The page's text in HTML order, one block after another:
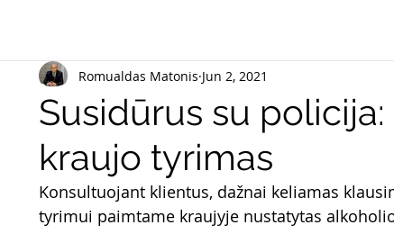
Susidūrus su
kraujo tyrimas
Romualdas Matonis Jun 2, 2021
Konsultuojant klientus, dažnai keliamas
tyrimui paimtame kraujyje nustatytas